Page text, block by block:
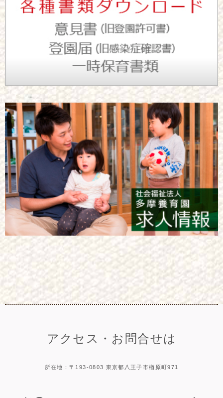
アクセス・お問合せは
所在地：〒193-0803 東京都八王子市楢原町971